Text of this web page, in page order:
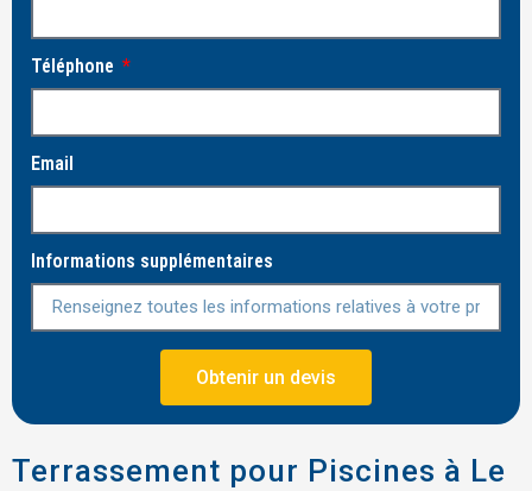
Téléphone
Email
Informations supplémentaires
Obtenir un devis
Terrassement pour Piscines à Le